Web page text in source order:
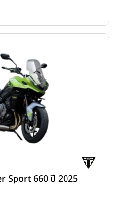
Sport 660 ปี 2025